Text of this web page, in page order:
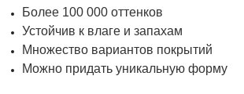
Более 100 000 оттенков
Устойчив к влаге и запахам
Множество вариантов покрытий
Можно придать уникальную форму